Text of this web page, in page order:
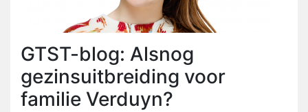
GTST-blog: Alsnog
gezinsuitbreiding voor
familie Verduyn?